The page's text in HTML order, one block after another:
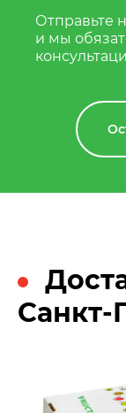
Отправьте
и мы
Санкт-